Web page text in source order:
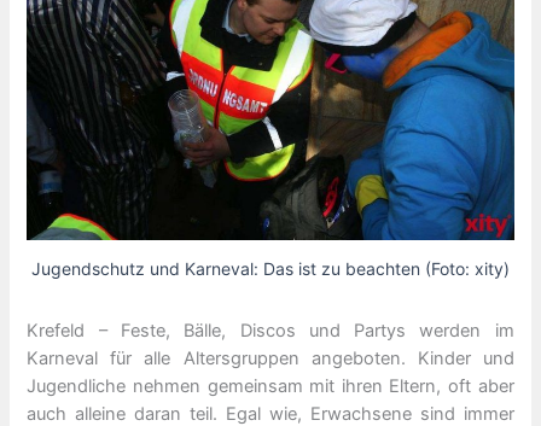
Jugendschutz und Karneval: Das ist zu beachten (Foto: xity)
Krefeld – Feste, Bälle, Discos und Partys werden im
Karneval für alle Altersgruppen angeboten. Kinder und
Jugendliche nehmen gemeinsam mit ihren Eltern, oft aber
auch alleine daran teil. Egal wie, Erwachsene sind immer